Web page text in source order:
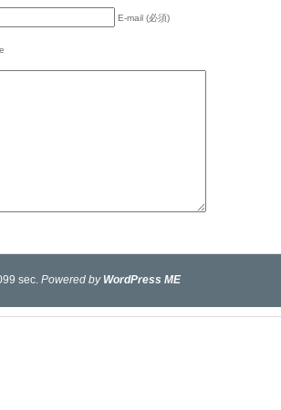
E-mail (必須)
sec. Powered by WordPress ME